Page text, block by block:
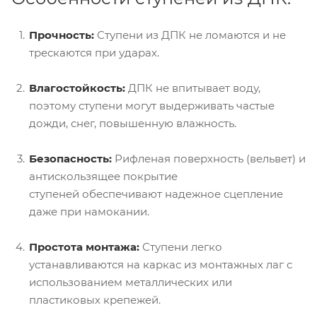
Прочность: Ступени из ДПК не ломаются и не
трескаются при ударах.
Влагостойкость: ДПК не впитывает воду,
поэтому ступени могут выдерживать частые
дожди, снег, повышенную влажность.
Безопасность: Рифленая поверхность (вельвет) и
антискользящее покрытие
ступеней обеспечивают надежное сцепление
даже при намокании.
Простота монтажа: Ступени легко
устанавливаются на каркас из монтажных лаг с
использованием металлических или
пластиковых крепежей.